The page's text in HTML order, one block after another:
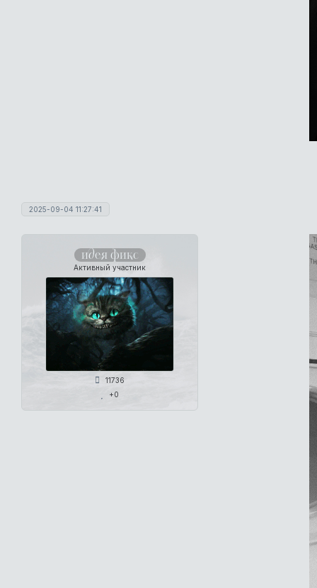
2025-09-04 11:27:41
идея фикс
Активный участник
11736
+0